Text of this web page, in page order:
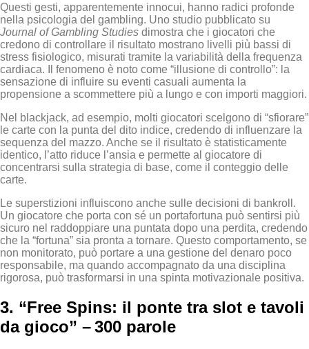
Questi gesti, apparentemente innocui, hanno radici profonde
nella psicologia del gambling. Uno studio pubblicato su
Journal of Gambling Studies dimostra che i giocatori che
credono di controllare il risultato mostrano livelli più bassi di
stress fisiologico, misurati tramite la variabilità della frequenza
cardiaca. Il fenomeno è noto come “illusione di controllo”: la
sensazione di influire su eventi casuali aumenta la
propensione a scommettere più a lungo e con importi maggiori.
Nel blackjack, ad esempio, molti giocatori scelgono di “sfiorare”
le carte con la punta del dito indice, credendo di influenzare la
sequenza del mazzo. Anche se il risultato è statisticamente
identico, l’atto riduce l’ansia e permette al giocatore di
concentrarsi sulla strategia di base, come il conteggio delle
carte.
Le superstizioni influiscono anche sulle decisioni di bankroll.
Un giocatore che porta con sé un portafortuna può sentirsi più
sicuro nel raddoppiare una puntata dopo una perdita, credendo
che la “fortuna” sia pronta a tornare. Questo comportamento, se
non monitorato, può portare a una gestione del denaro poco
responsabile, ma quando accompagnato da una disciplina
rigorosa, può trasformarsi in una spinta motivazionale positiva.
3. “Free Spins: il ponte tra slot e tavoli
da gioco” – 300 parole